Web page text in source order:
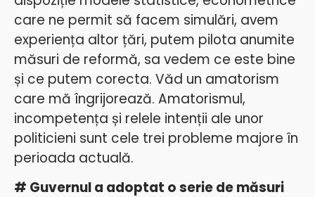
care ne permit să facem simulări, avem
experiența altor țări, putem pilota anumite
măsuri de reformă, sa vedem ce este bine
și ce putem corecta. Văd un amatorism
care mă îngrijorează. Amatorismul,
incompetența și relele intenții ale unor
politicieni sunt cele trei probleme majore în
perioada actuală.
# Guvernul a adoptat o serie de măsuri